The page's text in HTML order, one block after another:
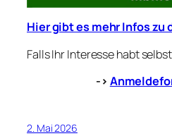
Hier gibt es mehr Infos zu
Falls Ihr Interesse habt
->
2. Mai 2026